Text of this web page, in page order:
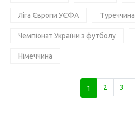
Ліга Європи УЄФА Туреччина
Чемпіонат України з футболу
Німеччина
1 2 3